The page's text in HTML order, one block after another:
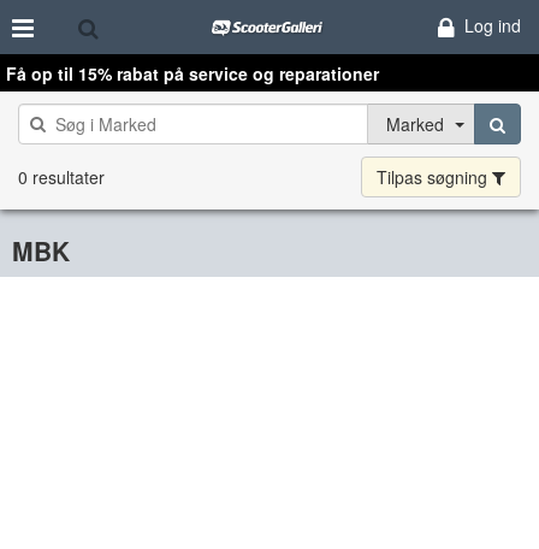
Log ind
Få op til 15% rabat på service og reparationer
Marked
0 resultater Tilpas søgning
MBK